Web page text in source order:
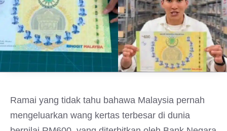
Ramai yang tidak tahu bahawa Malaysia pernah
mengeluarkan wang kertas terbesar di dunia